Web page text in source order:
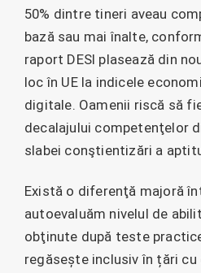
50% dintre tineri aveau
bază sau mai înalte,
raport DESI plasează din
loc în UE la indicele
digitale. Oamenii riscă să
decalajului competenţelor
slabei conştientizări a
Există o diferenţă majoră
autoevaluăm nivelul de
obţinute după teste
regăsește inclusiv în țări cu